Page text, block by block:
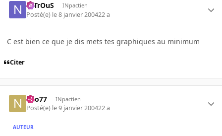
NiTrOuS INpactien
Posté(e) le 8 janvier 200422 a
C est bien ce que je dis mets tes graphiques au minimum
Citer
neo77 INpactien
Posté(e) le 9 janvier 200422 a
AUTEUR